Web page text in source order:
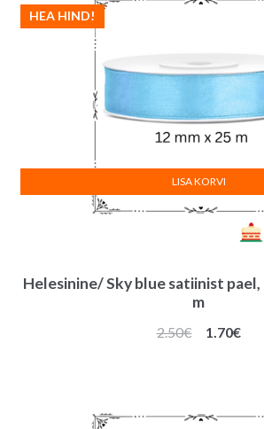
Helesinine/ Sky blue satiinist pael,
m
HEA HIND!
2.50€
Algne
1.70€
LISA KORVI